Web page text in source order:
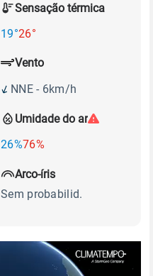
Sensação térmica
19°26°
Umidade do ar
26%76%
Vento
NNE - 6km/h
Arco-íris
Sem probabilid.